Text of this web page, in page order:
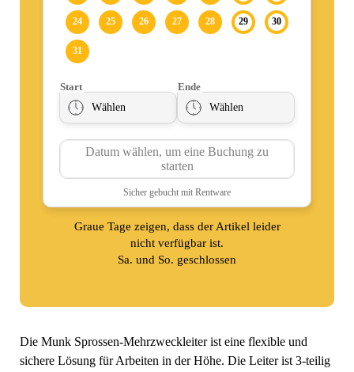
Graue Tage zeigen, dass der Artikel leider
nicht verfügbar ist.
Sa. und So. geschlossen
Die Munk Sprossen-Mehrzweckleiter ist eine flexible und
sichere Lösung für Arbeiten in der Höhe. Die Leiter ist 3-teilig